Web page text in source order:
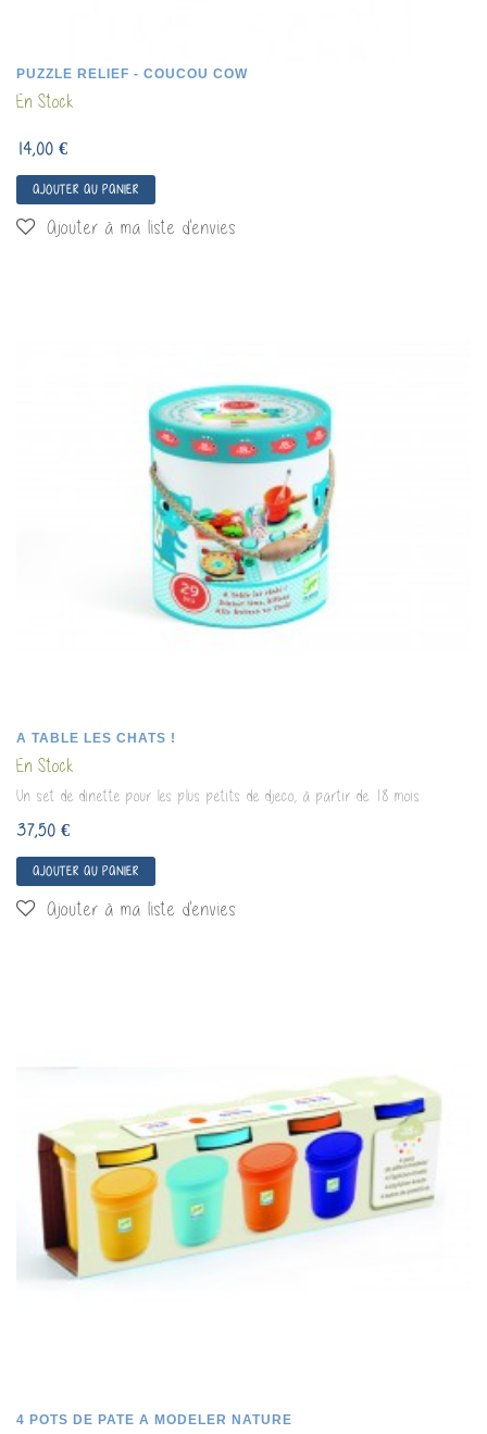
PUZZLE RELIEF - COUCOU COW
En Stock
14,00 €
AJOUTER AU PANIER
Ajouter à ma liste d'envies
A TABLE LES CHATS !
En Stock
Un set de dinette pour les plus petits de djeco, à partir de 18 mois
37,50 €
AJOUTER AU PANIER
Ajouter à ma liste d'envies
4 POTS DE PATE A MODELER NATURE